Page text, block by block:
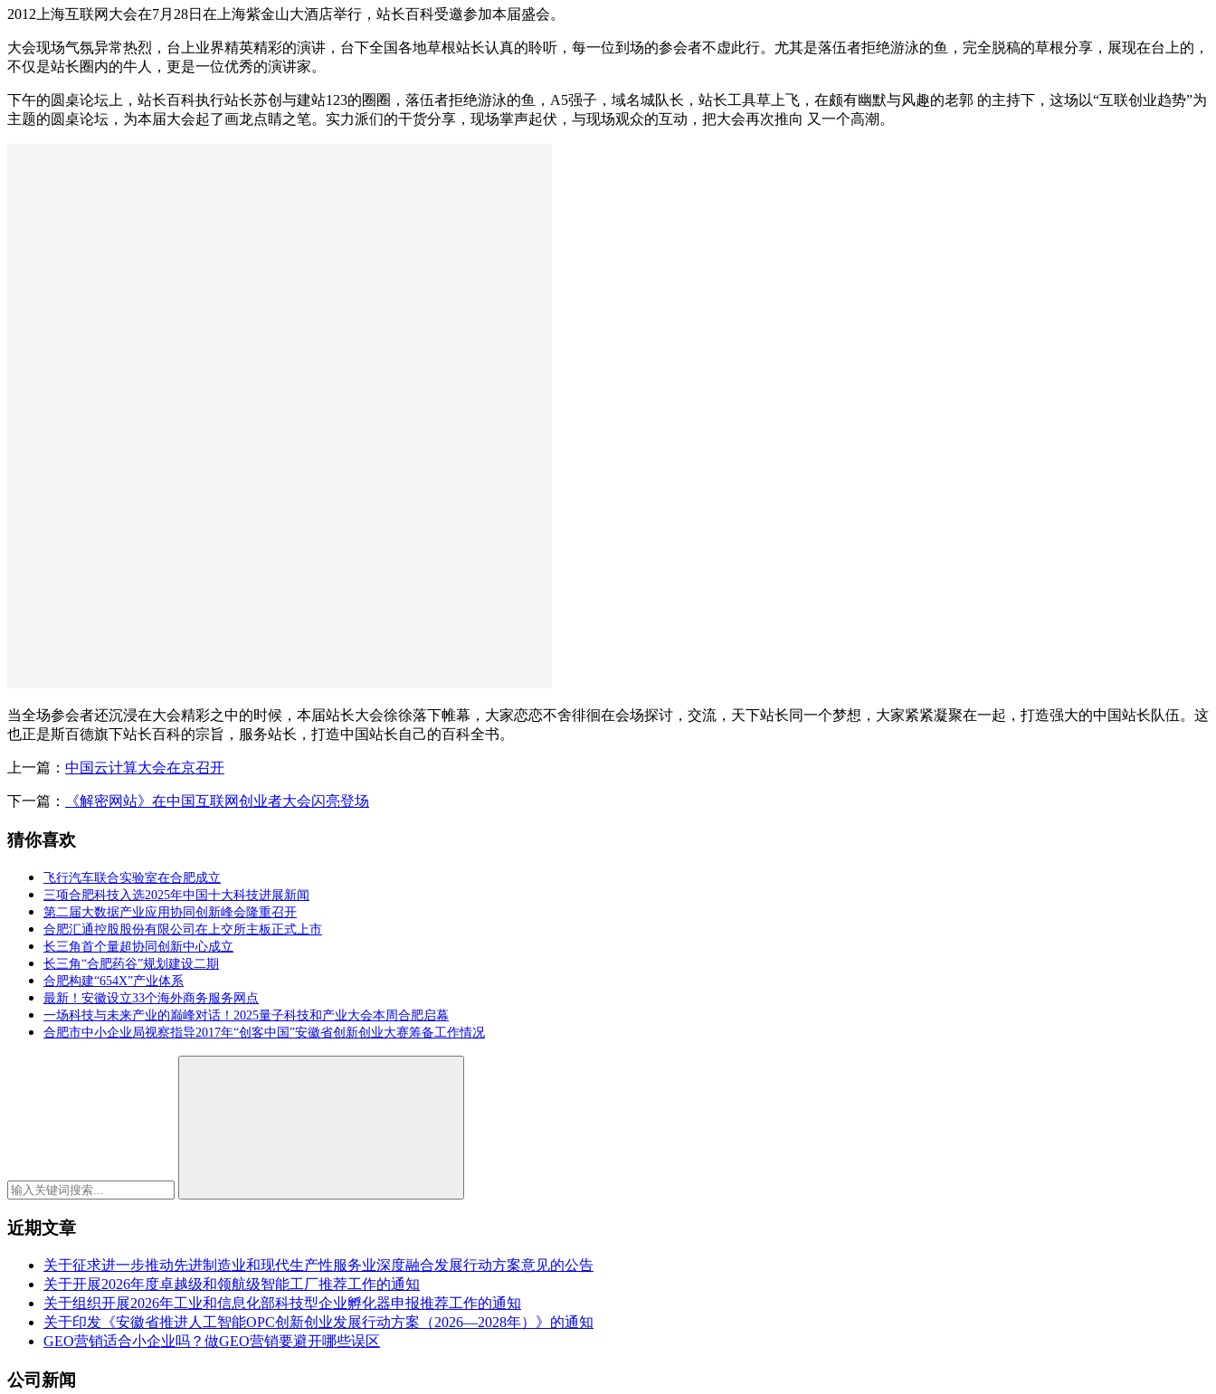
2012上海互联网大会在7月28日在上海紫金山大酒店举行，站长百科受邀参加本届盛会。
大会现场气氛异常热烈，台上业界精英精彩的演讲，台下全国各地草根站长认真的聆听，每一位到场的参会者不虚此行。尤其是落伍者拒绝游泳的鱼，完全脱稿的草根分享，展现在台上的，
不仅是站长圈内的牛人，更是一位优秀的演讲家。
下午的圆桌论坛上，站长百科执行站长苏创与建站123的圈圈，落伍者拒绝游泳的鱼，A5强子，域名城队长，站长工具草上飞，在颇有幽默与风趣的老郭 的主持下，这场以“互联创业趋势”为
主题的圆桌论坛，为本届大会起了画龙点睛之笔。实力派们的干货分享，现场掌声起伏，与现场观众的互动，把大会再次推向 又一个高潮。
当全场参会者还沉浸在大会精彩之中的时候，本届站长大会徐徐落下帷幕，大家恋恋不舍徘徊在会场探讨，交流，天下站长同一个梦想，大家紧紧凝聚在一起，打造强大的中国站长队伍。这
也正是斯百德旗下站长百科的宗旨，服务站长，打造中国站长自己的百科全书。
上一篇： 中国云计算大会在京召开
下一篇： 《解密网站》在中国互联网创业者大会闪亮登场
猜你喜欢
飞行汽车联合实验室在合肥成立
三项合肥科技入选2025年中国十大科技进展新闻
第二届大数据产业应用协同创新峰会隆重召开
合肥汇通控股股份有限公司在上交所主板正式上市
长三角首个量超协同创新中心成立
长三角“合肥药谷”规划建设二期
合肥构建“654X”产业体系
最新！安徽设立33个海外商务服务网点
一场科技与未来产业的巅峰对话！2025量子科技和产业大会本周合肥启幕
合肥市中小企业局视察指导2017年“创客中国”安徽省创新创业大赛筹备工作情况
近期文章
关于征求进一步推动先进制造业和现代生产性服务业深度融合发展行动方案意见的公告
关于开展2026年度卓越级和领航级智能工厂推荐工作的通知
关于组织开展2026年工业和信息化部科技型企业孵化器申报推荐工作的通知
关于印发《安徽省推进人工智能OPC创新创业发展行动方案（2026—2028年）》的通知
GEO营销适合小企业吗？做GEO营销要避开哪些误区
公司新闻